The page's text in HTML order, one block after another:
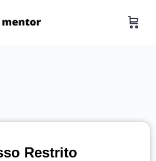
Restrito